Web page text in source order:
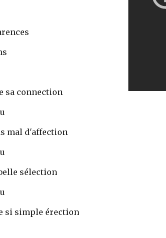
sa connection
mal d'affection
sélection
si simple érection